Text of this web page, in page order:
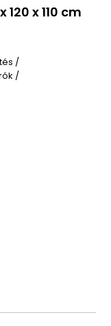
x 110 cm
/
/